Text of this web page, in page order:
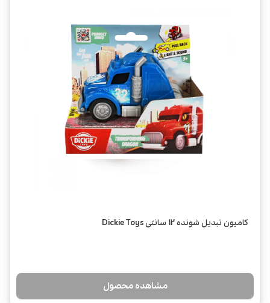
کامیون تبدیل شونده 12 سانتی Dickie Toys
مشاهده محصول